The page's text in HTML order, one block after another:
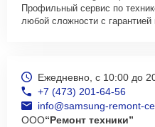
Профильный сервис по
любой сложности с гарантией
Ежедневно, с 10:00 до
+7 (473) 201-64-56
info@samsung-remont-
ООО“Ремонт техники”